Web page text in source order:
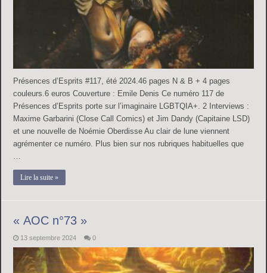
Présences d’Esprits #117, été 2024.46 pages N & B + 4 pages
couleurs.6 euros Couverture : Emile Denis Ce numéro 117 de
Présences d’Esprits porte sur l’imaginaire LGBTQIA+. 2 Interviews :
Maxime Garbarini (Close Call Comics) et Jim Dandy (Capitaine LSD)
et une nouvelle de Noémie Oberdisse Au clair de lune viennent
agrémenter ce numéro. Plus bien sur nos rubriques habituelles que
…
Lire la suite »
« AOC n°73 »
13 septembre 2024 0